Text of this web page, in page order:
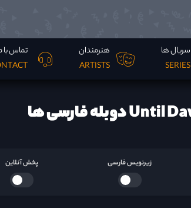
سریال ها
SERIES
هنرمندان
ARTISTS
تماس با
زیرنویس فارسی پخش آنلاین